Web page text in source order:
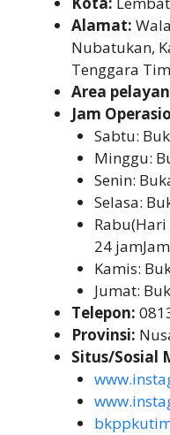
Alamat:
Nubatukan,
Tenggara
Area
Jam
Sabtu:
Minggu:
Senin:
Selasa:
24
Kamis:
Jumat:
Telepon:
Provinsi:
Situs/Sosial